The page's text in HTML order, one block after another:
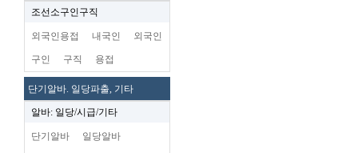
조선소구인구직
외국인용접 내국인 외국인
구인 구직 용접
단기알바. 일당파출, 기타
알바: 일당/시급/기타
단기알바 일당알바